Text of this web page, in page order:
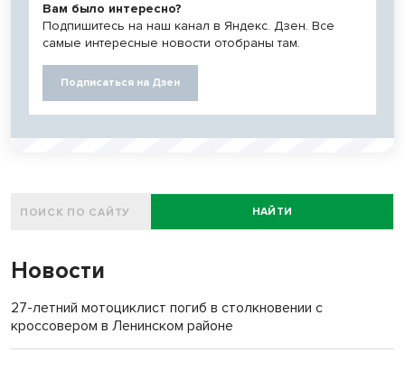
Вам было интересно?
Подпишитесь на наш канал в Яндекс. Дзен. Все
самые интересные новости отобраны там.
Подписаться на Дзен
НАЙТИ
Новости
27-летний мотоциклист погиб в столкновении с
кроссовером в Ленинском районе